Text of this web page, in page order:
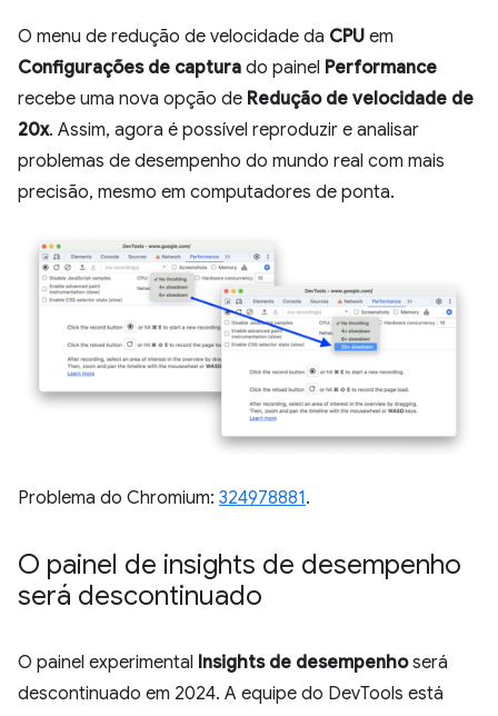
O menu de redução de velocidade da CPU em
Configurações de captura do painel Performance
recebe uma nova opção de Redução de velocidade de
20x. Assim, agora é possível reproduzir e analisar
problemas de desempenho do mundo real com mais
precisão, mesmo em computadores de ponta.
Problema do Chromium: 324978881.
O painel de insights de desempenho
será descontinuado
O painel experimental Insights de desempenhoserá
descontinuado em 2024. A equipe do DevTools está